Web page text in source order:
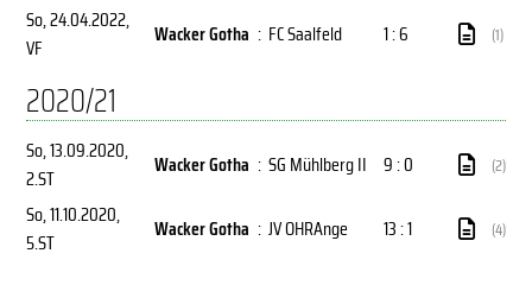
So, 24.04.2022,
VF
Wacker Gotha : FC Saalfeld 1 : 6 (1)
2020/21
So, 13.09.2020,
2.ST
Wacker Gotha : SG Mühlberg II 9 : 0 (2)
So, 11.10.2020,
5.ST
Wacker Gotha : JV OHRAnge 13 : 1 (4)